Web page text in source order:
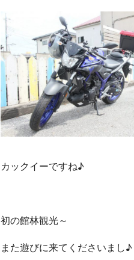
カックイーですね♪
初の館林観光～
また遊びに来てくださいまし♪